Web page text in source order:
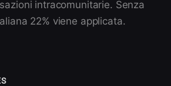
intracomunitarie. Senza
22% viene applicata.